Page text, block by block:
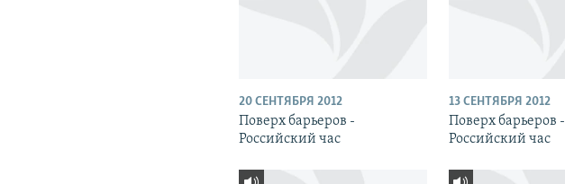
20 СЕНТЯБРЯ 2012
Поверх барьеров -
Российский час
13 СЕНТЯБРЯ 2012
Поверх барьеров -
Российский час